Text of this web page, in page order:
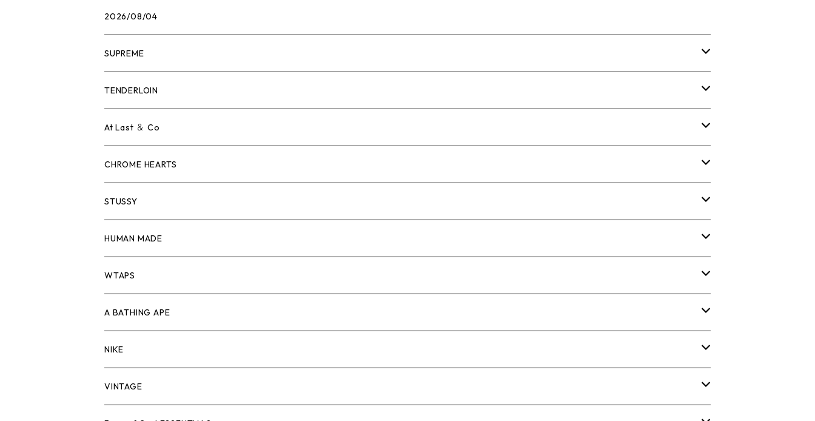
2026/08/04
SUPREME
Tシャツ
ロンTEE
スウェット/ニット
シャツ
ジャケット
パンツ
キャップ・ハット
バッグ
シューズ
TENDERLOIN
Tシャツ
ロンTEE
スウェット/ニット
シャツ
ジャケット
パンツ
キャップ・ハット
バッグ
At Last ＆ Co
Tシャツ
ロンTEE
スウェット/ニット
シャツ
ジャケット
パンツ
キャップ・ハット
CHROME HEARTS
Tシャツ
ロンTEE
スウェット/ニット
シャツ
ジャケット
パンツ
STUSSY
Tシャツ
ロンTEE
スウェット/ニット
シャツ
ジャケット
HUMAN MADE
Tシャツ
ロンT
スウェット/ニット
シャツ
WTAPS
Tシャツ
ロンTEE
スウェット/ニット
A BATHING APE
Tシャツ
ロンTEE
NIKE
シューズ
VINTAGE